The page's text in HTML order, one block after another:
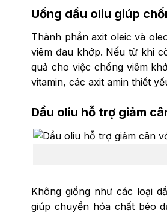
Uống dầu oliu giúp
Thành phần axit oleic và
viêm đau khớp. Nếu từ khi
quả cho việc chống viêm
vitamin, các axit amin thiết
Dầu oliu hỗ trợ giảm
Không giống như các loại
giúp chuyển hóa chất béo